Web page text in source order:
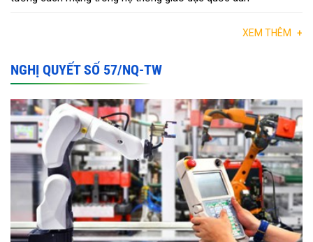
XEM THÊM +
NGHỊ QUYẾT SỐ 57/NQ-TW